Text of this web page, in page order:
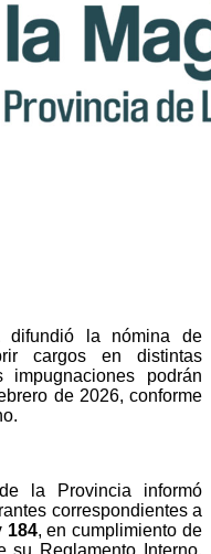
difundió la nómina de
cargos en distintas
impugnaciones podrán
de 2026, conforme
la Provincia informó
correspondientes a
184, en cumplimiento de
su Reglamento Interno,